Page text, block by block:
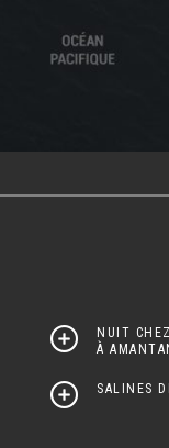
NUIT
À
SALINES